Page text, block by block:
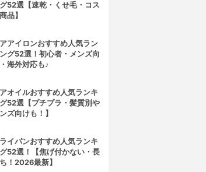
52選【速乾・くせ毛・コス
品】
アイロンおすすめ人気ラン
グ52選！初心者・メンズ向
海外対応も♪
オイルおすすめ人気ランキ
52選【プチプラ・髪質別や
ズ向けも！】
イパンおすすめ人気ランキ
52選！【焦げ付かない・長
！2026最新】